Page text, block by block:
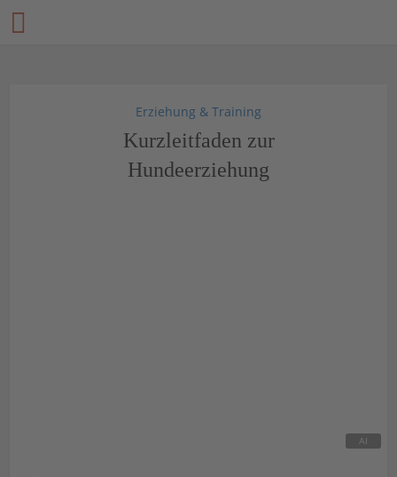
Erziehung & Training
Kurzleitfaden zur
Hundeerziehung